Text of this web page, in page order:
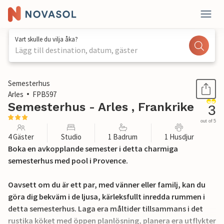
Vart skulle du vilja åka?
Lägg till destination, datum, gäster
1 / 25
Semesterhus
Arles
FPB597
Semesterhus - Arles , Frankrike 3
out of 5
4 Gäster Studio 1 Badrum 1 Husdjur
Boka en avkopplande semester i detta charmiga
semesterhus med pool i Provence.
Oavsett om du är ett par, med vänner eller familj, kan du
göra dig bekväm i de ljusa, kärleksfullt inredda rummen i
detta semesterhus. Laga era måltider tillsammans i det
rustika köket med öppen planlösning, planera era utflykter